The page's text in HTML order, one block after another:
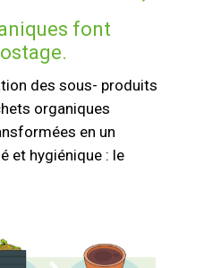
font
des sous- produits
organiques
en un
et hygiénique : le